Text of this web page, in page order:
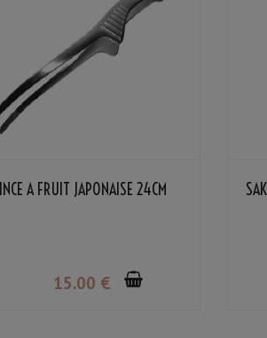
À FRUIT JAPONAISE 24CM
15.00 €